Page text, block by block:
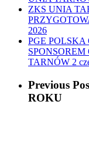
ZKS UNIA
2026
PGE POLSKA
TARNÓW 2
Previous
ROKU